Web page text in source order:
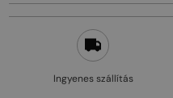
Ingyenes szállítás